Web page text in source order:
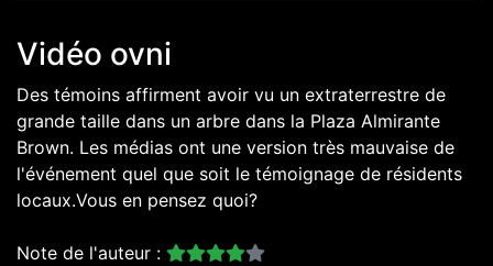
Vidéo ovni
Des témoins affirment avoir vu un extraterrestre de
grande taille dans un arbre dans la Plaza Almirante
Brown. Les médias ont une version très mauvaise de
l'événement quel que soit le témoignage de résidents
locaux.Vous en pensez quoi?
Note de l'auteur :